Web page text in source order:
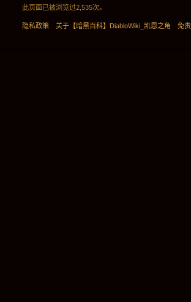
此页面已被浏览过2,535次。
隐私政策 关于【暗黑百科】DiabloWiki_凯恩之角 免